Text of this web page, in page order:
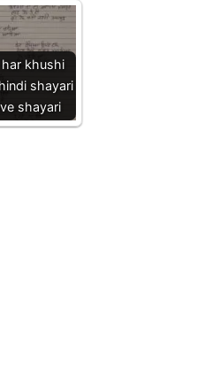
har khushi
shayari
shayari